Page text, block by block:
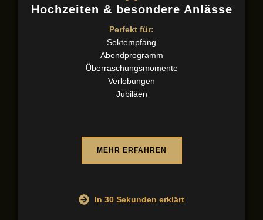
Hochzeiten & besondere Anlässe
Perfekt für:
Sektempfang
Abendprogramm
Überraschungsmomente
Verlobungen
Jubiläen
MEHR ERFAHREN
In 30 Sekunden erklärt